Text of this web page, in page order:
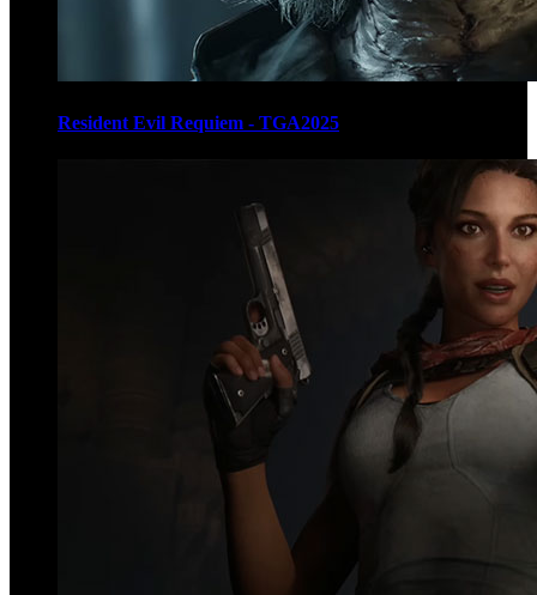
Resident Evil Requiem - TGA2025